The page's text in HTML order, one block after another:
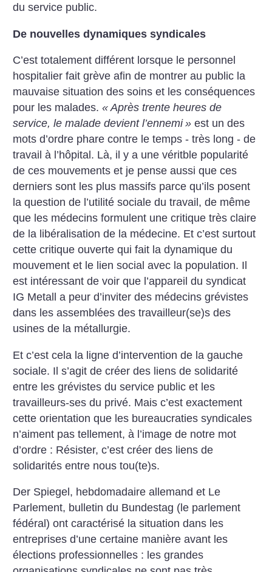
du service public.
De nouvelles dynamiques syndicales
C’est totalement différent lorsque le personnel
hospitalier fait grève afin de montrer au public la
mauvaise situation des soins et les conséquences
pour les malades.« Après trente heures de
service, le malade devient l’ennemi » est un des
mots d’ordre phare contre le temps - très long - de
travail à l’hôpital. Là, il y a une véritble popularité
de ces mouvements et je pense aussi que ces
derniers sont les plus massifs parce qu’ils posent
la question de l’utilité sociale du travail, de même
que les médecins formulent une critique très claire
de la libéralisation de la médecine. Et c’est surtout
cette critique ouverte qui fait la dynamique du
mouvement et le lien social avec la population. Il
est intéressant de voir que l’appareil du syndicat
IG Metall a peur d’inviter des médecins grévistes
dans les assemblées des travailleur(se)s des
usines de la métallurgie.
Et c’est cela la ligne d’intervention de la gauche
sociale. Il s’agit de créer des liens de solidarité
entre les grévistes du service public et les
travailleurs-ses du privé. Mais c’est exactement
cette orientation que les bureaucraties syndicales
n’aiment pas tellement, à l’image de notre mot
d’ordre : Résister, c’est créer des liens de
solidarités entre nous tou(te)s.
Der Spiegel, hebdomadaire allemand et Le
Parlement, bulletin du Bundestag (le parlement
fédéral) ont caractérisé la situation dans les
entreprises d’une certaine manière avant les
élections professionnelles : les grandes